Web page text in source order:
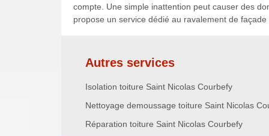
compte. Une simple inattention peut causer des
propose un service dédié au ravalement de
Autres services
Isolation toiture Saint Nicolas Courbefy
Nettoyage demoussage toiture Saint Nicolas
Réparation toiture Saint Nicolas Courbefy